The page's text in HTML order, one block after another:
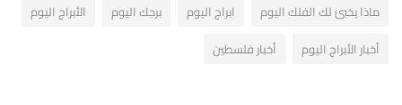
ماذا يخبئ لك الفلك اليوم
ابراج اليوم برجك اليوم
الأبراج اليوم
أخبار الأبراج اليوم
أخبار فلسطين